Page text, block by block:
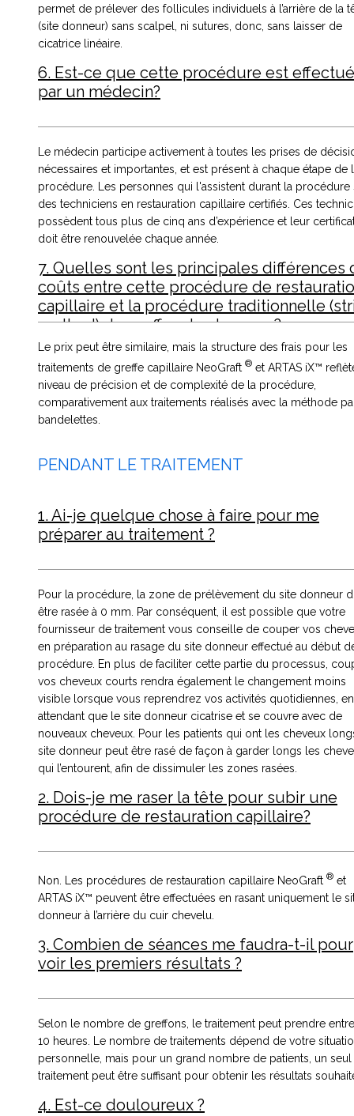
permet de prélever des follicules individuels à l’arrière de la
(site donneur) sans scalpel, ni sutures, donc, sans laisser de
cicatrice linéaire.
6. Est-ce que cette procédure est
par un médecin?
Le médecin participe activement à toutes les prises de
nécessaires et importantes, et est présent à chaque étape de
procédure. Les personnes qui l'assistent durant la procédure
des techniciens en restauration capillaire certifiés. Ces
possèdent tous plus de cinq ans d’expérience et leur
doit être renouvelée chaque année.
7. Quelles sont les principales différences
coûts entre cette procédure de
capillaire et la procédure traditionnelle
method) de greffes de cheveux ?
Le prix peut être similaire, mais la structure des frais pour les
traitements de greffe capillaire NeoGraft ® et ARTAS iX™
niveau de précision et de complexité de la procédure,
comparativement aux traitements réalisés avec la méthode
bandelettes.
PENDANT LE TRAITEMENT
1. Ai-je quelque chose à faire pour me
préparer au traitement ?
Pour la procédure, la zone de prélèvement du site donneur
être rasée à 0 mm. Par conséquent, il est possible que votre
fournisseur de traitement vous conseille de couper vos
en préparation au rasage du site donneur effectué au début
procédure. En plus de faciliter cette partie du processus,
vos cheveux courts rendra également le changement moins
visible lorsque vous reprendrez vos activités quotidiennes, en
attendant que le site donneur cicatrise et se couvre avec de
nouveaux cheveux. Pour les patients qui ont les cheveux
site donneur peut être rasé de façon à garder longs les
qui l’entourent, afin de dissimuler les zones rasées.
2. Dois-je me raser la tête pour subir une
procédure de restauration capillaire?
Non. Les procédures de restauration capillaire NeoGraft ® et
ARTAS iX™ peuvent être effectuées en rasant uniquement le
donneur à l’arrière du cuir chevelu.
3. Combien de séances me faudra-t-il pour
voir les premiers résultats ?
Selon le nombre de greffons, le traitement peut prendre
10 heures. Le nombre de traitements dépend de votre
personnelle, mais pour un grand nombre de patients, un seul
traitement peut être suffisant pour obtenir les résultats
4. Est-ce douloureux ?